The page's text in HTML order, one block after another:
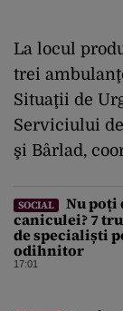
La locul
trei
Situaţii de
Serviciului
şi Bârlad,
SOCIAL
Nu poți
caniculei? 7
de specialiști
odihnitor
17:01